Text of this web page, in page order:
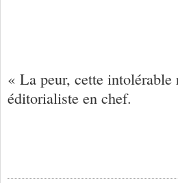
« La peur, cette
éditorialiste en chef.